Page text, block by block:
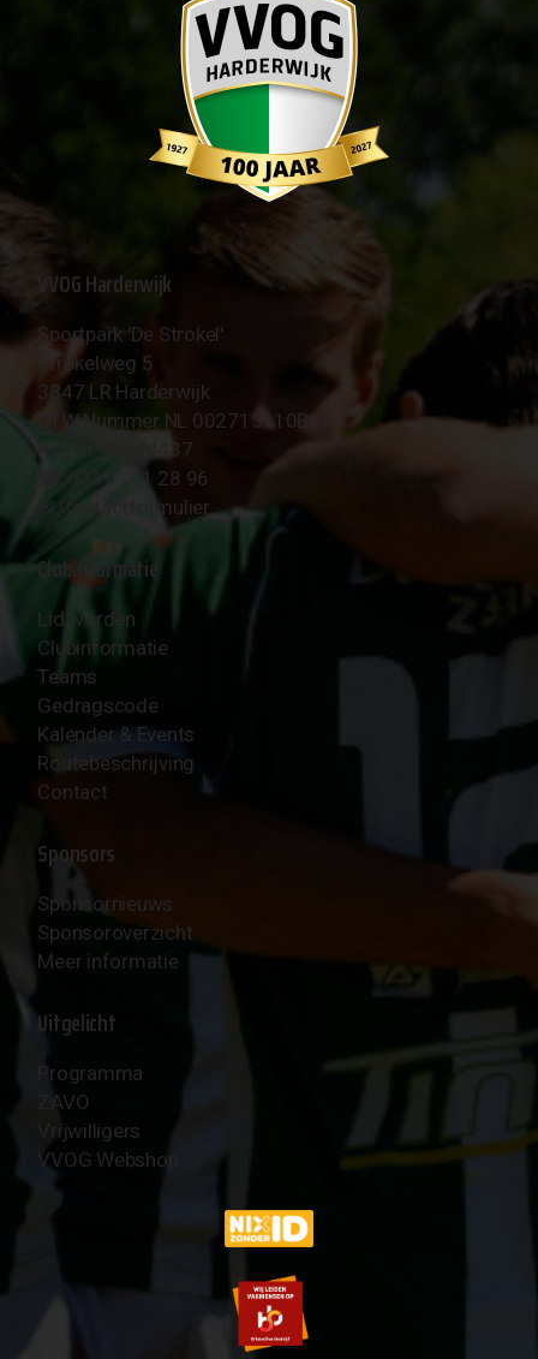
VVOG Harderwijk
Sportpark 'De Strokel'
Strokelweg 5
3847 LR Harderwijk
BTW Nummer NL 002715910B01
KvK Nr 40094437
☎︎ 0341 - 41 28 96
✉︎ Contactformulier
Clubinformatie
Lid worden
Clubinformatie
Teams
Gedragscode
Kalender & Events
Routebeschrijving
Contact
Sponsors
Sponsornieuws
Sponsoroverzicht
Meer informatie
Uitgelicht
Programma
ZAVO
Vrijwilligers
VVOG Webshop